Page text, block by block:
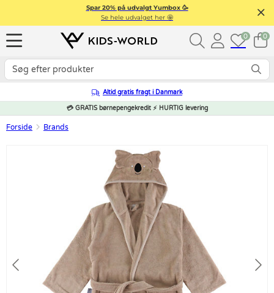
Spar 20% på udvalgt Yumbox 🥳
Se hele udvalget her 🤩
0 0
Altid gratis fragt i Danmark
💳 GRATIS børnepengekredit ⚡ HURTIG levering
Forside Brands